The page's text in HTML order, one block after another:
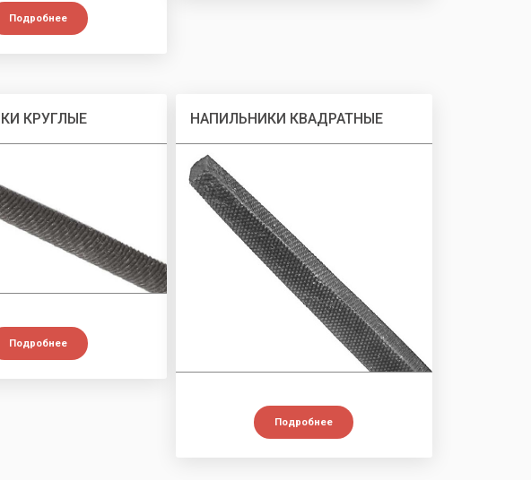
Подробнее
КРУГЛЫЕ
Подробнее
НАПИЛЬНИКИ КВАДРАТНЫЕ
Подробнее